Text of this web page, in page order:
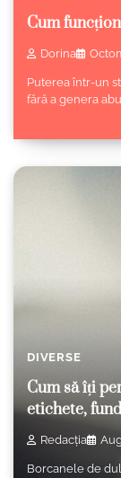
Cum
Dorina
Puterea într-un
fără a genera
DIVERSE
Cum să îți
etichete,
Redacția
Borcanele de